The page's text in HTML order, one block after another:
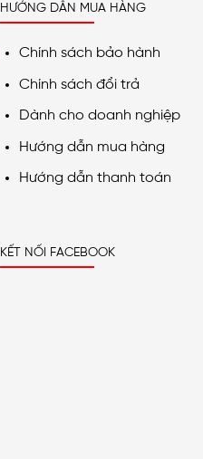
HƯỚNG DẪN MUA HÀNG
Chính sách bảo hành
Chính sách đổi trả
Dành cho doanh nghiệp
Hướng dẫn mua hàng
Hướng dẫn thanh toán
KẾT NỐI FACEBOOK